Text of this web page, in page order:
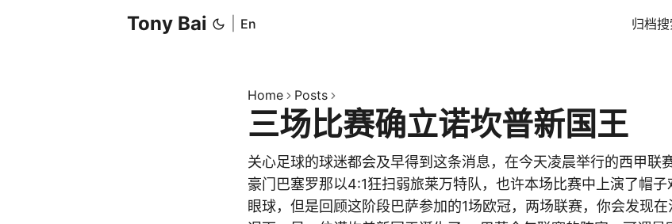
Tony Bai En 归档搜
Home Posts
三场比赛确立诺坎普新国王
关心足球的球迷都会及早得到这条消息，在今天凌晨举行的西甲联
豪门巴塞罗那以4:1狂扫弱旅莱万特队，也许本场比赛中上演了帽
眼球，但是回顾这阶段巴萨参加的1场欧冠，两场联赛，你会发现